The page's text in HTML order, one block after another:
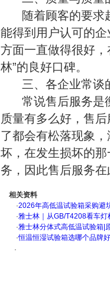
随着顾客的要求
能得到用户认可的
方面一直做得很好
林”的良好口碑。
三、各企业常谈
常说售后服务是
质量有多么好，售
了都会有松落现象
坏，在发生损坏的
务，因此售后服务
相关资料
·2026年高低温试验箱采购
·雅士林｜从GB/T4208看车
·雅士林分体式高低温试验箱|
·恒温恒湿试验箱选哪个品牌
·